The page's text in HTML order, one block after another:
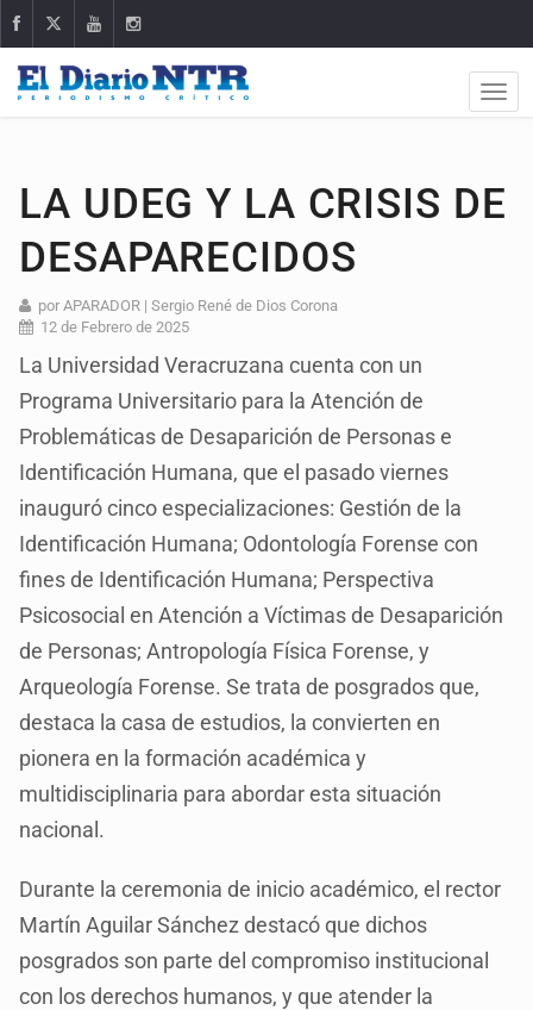
LA UDEG Y LA CRISIS DE
DESAPARECIDOS
por APARADOR | Sergio René de Dios Corona
12 de Febrero de 2025
La Universidad Veracruzana cuenta con un
Programa Universitario para la Atención de
Problemáticas de Desaparición de Personas e
Identificación Humana, que el pasado viernes
inauguró cinco especializaciones: Gestión de la
Identificación Humana; Odontología Forense con
fines de Identificación Humana; Perspectiva
Psicosocial en Atención a Víctimas de Desaparición
de Personas; Antropología Física Forense, y
Arqueología Forense. Se trata de posgrados que,
destaca la casa de estudios, la convierten en
pionera en la formación académica y
multidisciplinaria para abordar esta situación
nacional.
Durante la ceremonia de inicio académico, el rector
Martín Aguilar Sánchez destacó que dichos
posgrados son parte del compromiso institucional
con los derechos humanos, y que atender la